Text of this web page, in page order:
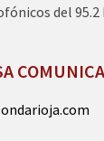
del 95.2